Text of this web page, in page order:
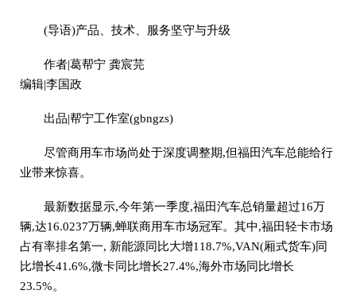
(导语)产品、技术、服务坚守与升级
作者|葛帮宁 龚宸芫
编辑|李国政
出品|帮宁工作室(gbngzs)
尽管商用车市场尚处于深度调整期,但福田汽车总能给行
业带来惊喜。
最新数据显示,今年第一季度,福田汽车总销量超过16万
辆,达16.0237万辆,蝉联商用车市场冠军。其中,福田轻卡市场
占有率排名第一, 新能源同比大增118.7%,VAN(厢式货车)同
比增长41.6%,微卡同比增长27.4%,海外市场同比增长
23.5%。